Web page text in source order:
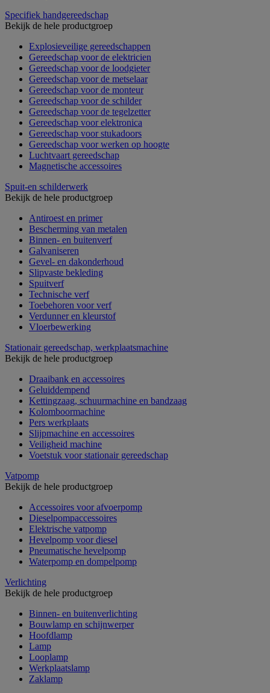
Specifiek handgereedschap
Bekijk de hele productgroep
Explosieveilige gereedschappen
Gereedschap voor de elektricien
Gereedschap voor de loodgieter
Gereedschap voor de metselaar
Gereedschap voor de monteur
Gereedschap voor de schilder
Gereedschap voor de tegelzetter
Gereedschap voor elektronica
Gereedschap voor stukadoors
Gereedschap voor werken op hoogte
Luchtvaart gereedschap
Magnetische accessoires
Spuit-en schilderwerk
Bekijk de hele productgroep
Antiroest en primer
Bescherming van metalen
Binnen- en buitenverf
Galvaniseren
Gevel- en dakonderhoud
Slipvaste bekleding
Spuitverf
Technische verf
Toebehoren voor verf
Verdunner en kleurstof
Vloerbewerking
Stationair gereedschap, werkplaatsmachine
Bekijk de hele productgroep
Draaibank en accessoires
Geluiddempend
Kettingzaag, schuurmachine en bandzaag
Kolomboormachine
Pers werkplaats
Slijpmachine en accessoires
Veiligheid machine
Voetstuk voor stationair gereedschap
Vatpomp
Bekijk de hele productgroep
Accessoires voor afvoerpomp
Dieselpompaccessoires
Elektrische vatpomp
Hevelpomp voor diesel
Pneumatische hevelpomp
Waterpomp en dompelpomp
Verlichting
Bekijk de hele productgroep
Binnen- en buitenverlichting
Bouwlamp en schijnwerper
Hoofdlamp
Lamp
Looplamp
Werkplaatslamp
Zaklamp